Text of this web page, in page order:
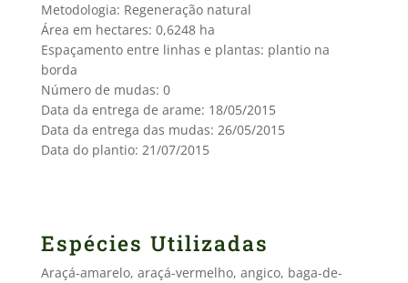
Metodologia: Regeneração natural
Área em hectares: 0,6248 ha
Espaçamento entre linhas e plantas: plantio na
borda
Número de mudas: 0
Data da entrega de arame: 18/05/2015
Data da entrega das mudas: 26/05/2015
Data do plantio: 21/07/2015
Espécies Utilizadas
Araçá-amarelo, araçá-vermelho, angico, baga-de-